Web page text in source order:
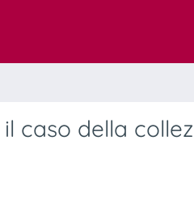
caso della